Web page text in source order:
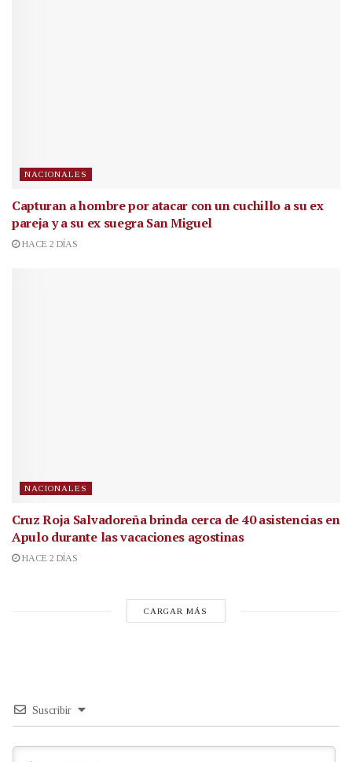
NACIONALES
Capturan a hombre por atacar con un cuchillo a su ex
pareja y a su ex suegra San Miguel
HACE 2 DÍAS
NACIONALES
Cruz Roja Salvadoreña brinda cerca de 40 asistencias en
Apulo durante las vacaciones agostinas
HACE 2 DÍAS
CARGAR MÁS
Suscribir